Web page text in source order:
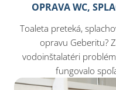
OPRAVA WC,
Toaleta preteká,
opravu Geberitu?
vodoinštalatéri
fungovalo